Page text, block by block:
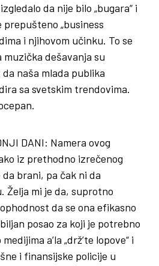
da nije bilo „bugara“ i
prepušteno „business
i njihovom učinku. To se
muzička dešavanja su
naša mlada publika
sa svetskim trendovima.
DANI: Namera ovog
iz prethodno izrečenog
brani, pa čak ni da
Želja mi je da, suprotno
da se ona efikasno
posao za koji je potrebno
a’la „drž’te lopove“ i
i finansijske policije u